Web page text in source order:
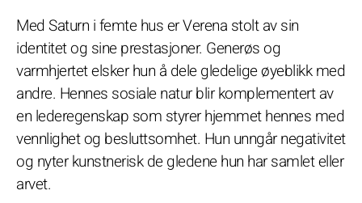
Med Saturn i femte hus er Verena stolt av sin
identitet og sine prestasjoner. Generøs og
varmhjertet elsker hun å dele gledelige øyeblikk med
andre. Hennes sosiale natur blir komplementert av
en lederegenskap som styrer hjemmet hennes med
vennlighet og besluttsomhet. Hun unngår negativitet
og nyter kunstnerisk de gledene hun har samlet eller
arvet.